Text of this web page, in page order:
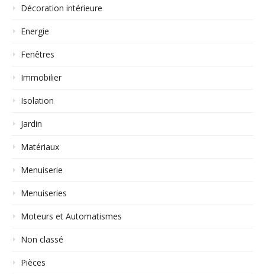
Décoration intérieure
Energie
Fenêtres
Immobilier
Isolation
Jardin
Matériaux
Menuiserie
Menuiseries
Moteurs et Automatismes
Non classé
Pièces